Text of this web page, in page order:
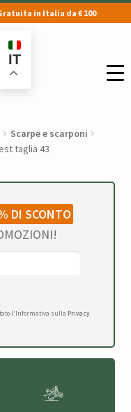
in Italia da € 100
IT
Scarpe e scarponi
taglia 43
DI SCONTO
l'Informativa sulla Privacy